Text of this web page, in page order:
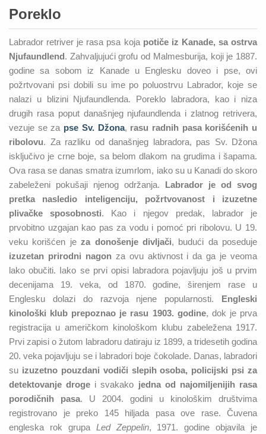
Poreklo
Labrador retriver je rasa psa koja potiče iz Kanade, sa ostrva
Njufaundlend. Zahvaljujući grofu od Malmesburija, koji je 1887.
godine sa sobom iz Kanade u Englesku doveo i pse, ovi
požrtvovani psi dobili su ime po poluostrvu Labrador, koje se
nalazi u blizini Njufaundlenda. Poreklo labradora, kao i niza
drugih rasa poput današnjeg njufaundlenda i zlatnog retrivera,
vezuje se za pse Sv. Džona, rasu radnih pasa korišćenih u
ribolovu. Za razliku od današnjeg labradora, pas Sv. Džona
isključivo je crne boje, sa belom dlakom na grudima i šapama.
Ova rasa se danas smatra izumrlom, iako su u Kanadi do skoro
zabeleženi pokušaji njenog održanja. Labrador je od svog
pretka nasledio inteligenciju, požrtvovanost i izuzetne
plivačke sposobnosti. Kao i njegov predak, labrador je
prvobitno uzgajan kao pas za vodu i pomoć pri ribolovu. U 19.
veku korišćen jeza donošenje divljači, budući da poseduje
izuzetan prirodni nagonza ovu aktivnost i da ga je veoma
lako obučiti. Iako se prvi opisi labradora pojavljuju još u prvim
decenijama 19. veka, od 1870. godine, širenjem rase u
Englesku dolazi do razvoja njene popularnosti. Engleski
kinološki klub prepoznao je rasu 1903. godine, dok je prva
registracija u američkom kinološkom klubu zabeležena 1917.
Prvi zapisi o žutom labradoru datiraju iz 1899, a tridesetih godina
20. veka pojavljuju se i labradori boje čokolade. Danas, labradori
su izuzetno pouzdani vodiči slepih osoba, policijski psi za
detektovanje droge i svakako jedna od najomiljenijih rasa
porodičnih pasa. U 2004. godini u kinološkim društvima
registrovano je preko 145 hiljada pasa ove rase. Čuvena
engleska rok grupa Led Zeppelin, 1971. godine objavila je